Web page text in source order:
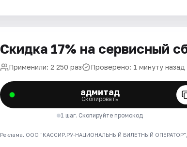
Скидка 17% на сервисный
Применили: 2 250 раз Проверено: 1 минуту назад
адмитад
Скопировать
1 шаг. Скопируйте промокод
Реклама. ООО "КАССИР.РУ-НАЦИОНАЛЬНЫЙ БИЛЕТНЫЙ ОПЕРАТОР",